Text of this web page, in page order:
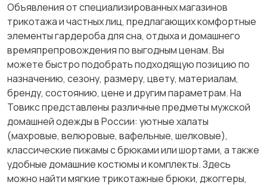
Объявления от специализированных магазинов
трикотажа и частных лиц, предлагающих комфортные
элементы гардероба для сна, отдыха и домашнего
времяпрепровождения по выгодным ценам. Вы
можете быстро подобрать подходящую позицию по
назначению, сезону, размеру, цвету, материалам,
бренду, состоянию, цене и другим параметрам. На
Товикс представлены различные предметы мужской
домашней одежды в России: уютные халаты
(махровые, велюровые, вафельные, шелковые),
классические пижамы с брюками или шортами, а также
удобные домашние костюмы и комплекты. Здесь
можно найти мягкие трикотажные брюки, джоггеры,